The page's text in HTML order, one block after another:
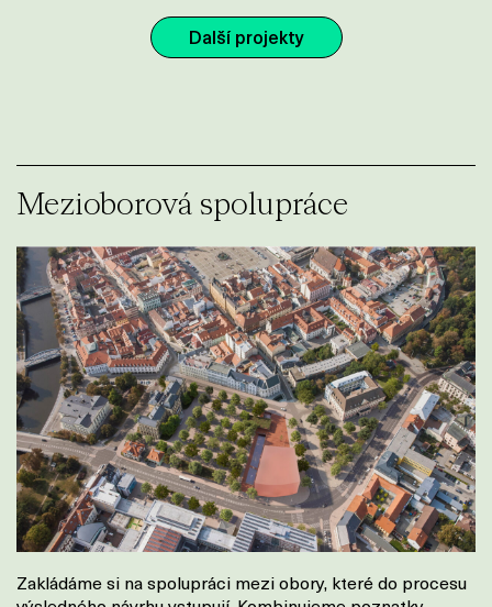
Další projekty
Mezioborová spolupráce
Zakládáme si na spolupráci mezi obory, které do procesu